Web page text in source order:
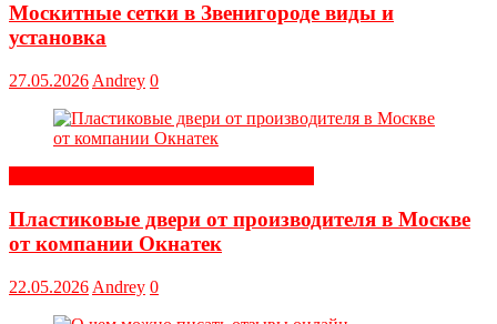
Москитные сетки в Звенигороде виды и
установка
27.05.2026 Andrey 0
Пластиковые двери от производителя в Москве
от компании Окнатек
22.05.2026 Andrey 0